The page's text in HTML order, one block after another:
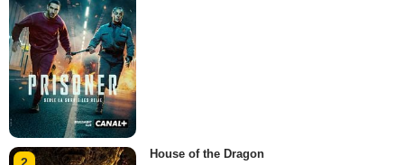
House of the Dragon